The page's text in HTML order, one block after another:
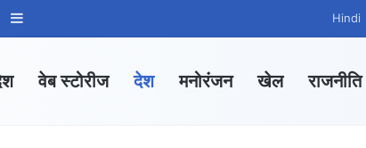
Channel
Group
Log In Hindi
वेब स्टोरीज देश मनोरंजन खेल राजनीति